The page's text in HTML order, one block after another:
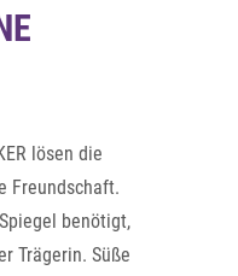
lösen die
Freundschaft.
benötigt,
Trägerin. Süße